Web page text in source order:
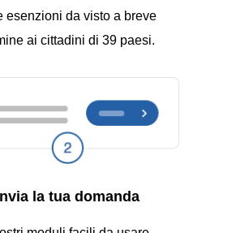
esenzioni da visto a breve
ai cittadini di 39 paesi.
la tua domanda